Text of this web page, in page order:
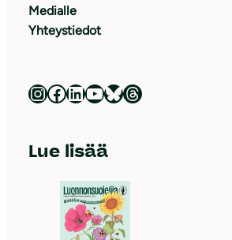
Medialle
Yhteystiedot
Luonnonsuojeluliitto Instagramissa Luonnonsuojeluliitto Facebookissa Luonnonsuojeluliitto LinkedInissä Luonnonsuojeluliiton YouTube-kanava Luonnonsuojeluliitto Blueskyssa Luonnonsuojeluliitto Threadsissa
Lue lisää